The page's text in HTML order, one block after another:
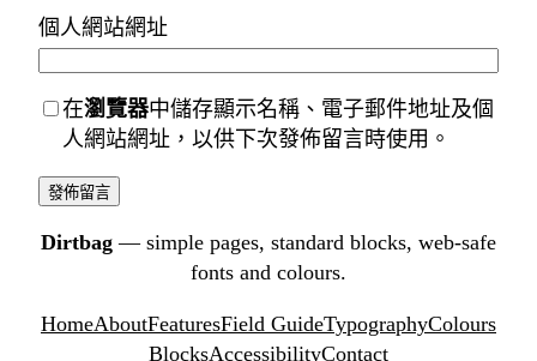
個人網站網址
在瀏覽器中儲存顯示名稱、電子郵件地址及個
人網站網址，以供下次發佈留言時使用。
Dirtbag — simple pages, standard blocks, web-safe
fonts and colours.
HomeAboutFeaturesField GuideTypographyColours
BlocksAccessibilityContact